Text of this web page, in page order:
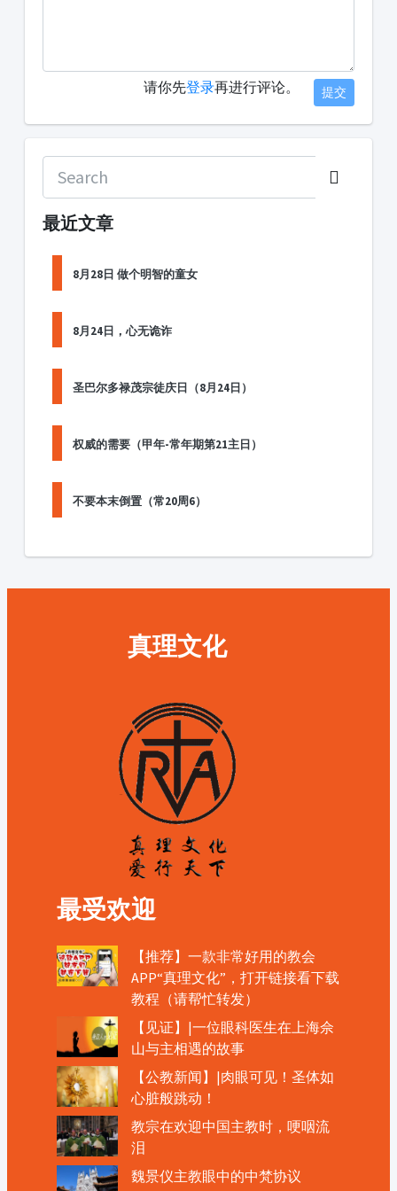
请你先登录再进行评论。 提交
最近文章
8月28日 做个明智的童女
8月24日，心无诡诈
圣巴尔多禄茂宗徒庆日（8月24日）
权威的需要（甲年-常年期第21主日）
不要本末倒置（常20周6）
真理文化
最受欢迎
【推荐】一款非常好用的教会
APP“真理文化”，打开链接看下载
教程（请帮忙转发）
【见证】|一位眼科医生在上海佘
山与主相遇的故事
【公教新闻】|肉眼可见！圣体如
心脏般跳动！
教宗在欢迎中国主教时，哽咽流
泪
魏景仪主教眼中的中梵协议